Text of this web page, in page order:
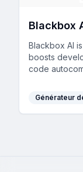
Blackbox
Blackbox AI
boosts
code
Générateur